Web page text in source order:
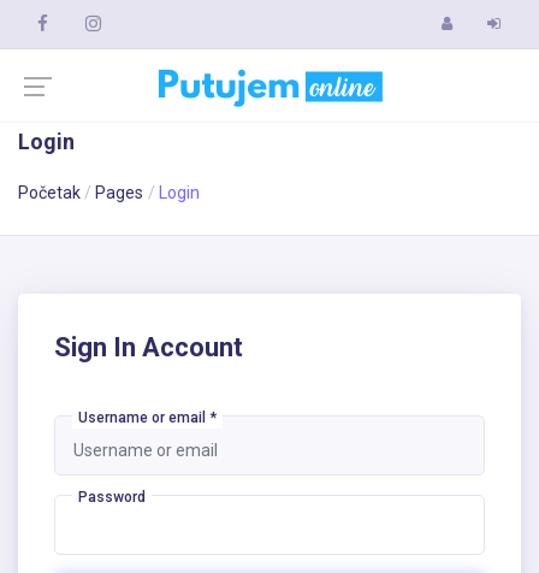
Login
Početak Pages Login
Sign In Account
Username or email *
Password